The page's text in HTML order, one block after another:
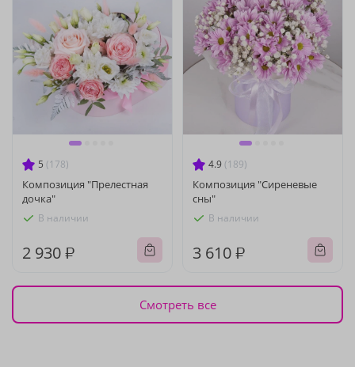
5 (178)
Композиция "Прелестная
дочка"
В наличии
2 930 ₽
4.9 (189)
Композиция "Сиреневые
сны"
В наличии
3 610 ₽
Смотреть все